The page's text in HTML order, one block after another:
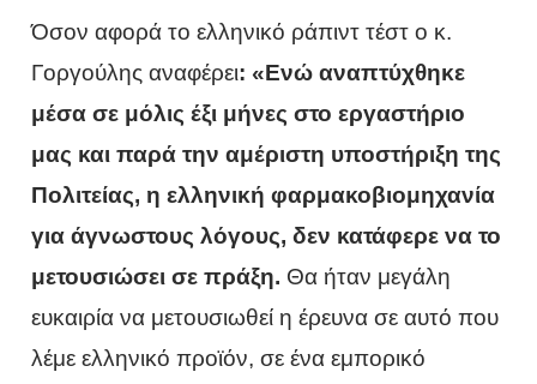
Όσον αφορά το ελληνικό ράπιντ τέστ ο κ.
Γοργούλης αναφέρει: «Ενώ αναπτύχθηκε
μέσα σε μόλις έξι μήνες στο εργαστήριο
μας και παρά την αμέριστη υποστήριξη της
Πολιτείας, η ελληνική φαρμακοβιομηχανία
για άγνωστους λόγους, δεν κατάφερε να το
μετουσιώσει σε πράξη. Θα ήταν μεγάλη
ευκαιρία να μετουσιωθεί η έρευνα σε αυτό που
λέμε ελληνικό προϊόν, σε ένα εμπορικό